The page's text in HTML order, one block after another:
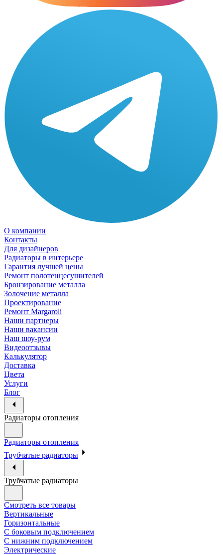
О компании
Контакты
Для дизайнеров
Радиаторы в интерьере
Гарантия лучшей цены
Ремонт полотенцесушителей
Бронзирование металла
Золочение металла
Проектирование
Ремонт Margaroli
Наши партнеры
Наши вакансии
Наш шоу-рум
Видеоотзывы
Калькулятор
Доставка
Цвета
Услуги
Блог
Радиаторы отопления
Радиаторы отопления
Трубчатые радиаторы
Трубчатые радиаторы
Смотреть все товары
Вертикальные
Горизонтальные
С боковым подключением
С нижним подключением
Электрические